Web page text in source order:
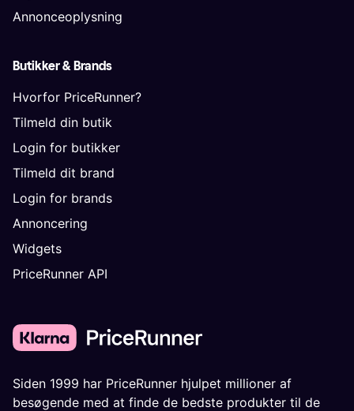
Annonceoplysning
Butikker & Brands
Hvorfor PriceRunner?
Tilmeld din butik
Login for butikker
Tilmeld dit brand
Login for brands
Annoncering
Widgets
PriceRunner API
Siden 1999 har PriceRunner hjulpet millioner af
besøgende med at finde de bedste produkter til de